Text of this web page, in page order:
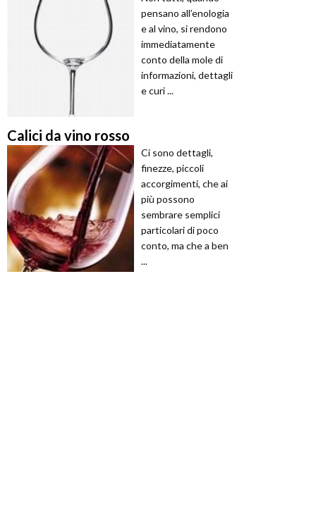
pensano all’enologia
e al vino, si rendono
immediatamente
conto della mole di
informazioni, dettagli
e curi ...
Calici da vino rosso
Ci sono dettagli,
finezze, piccoli
accorgimenti, che ai
più possono
sembrare semplici
particolari di poco
conto, ma che a ben
...